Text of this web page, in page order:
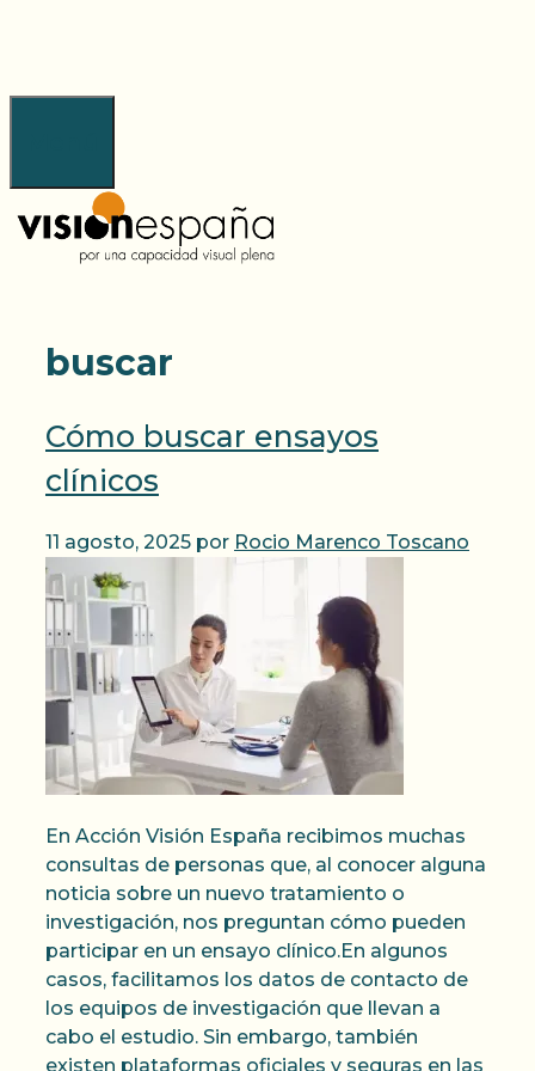
buscar
Cómo buscar ensayos
clínicos
11 agosto, 2025 por Rocio Marenco Toscano
En Acción Visión España recibimos muchas
consultas de personas que, al conocer alguna
noticia sobre un nuevo tratamiento o
investigación, nos preguntan cómo pueden
participar en un ensayo clínico.En algunos
casos, facilitamos los datos de contacto de
los equipos de investigación que llevan a
cabo el estudio. Sin embargo, también
existen plataformas oficiales y seguras en las